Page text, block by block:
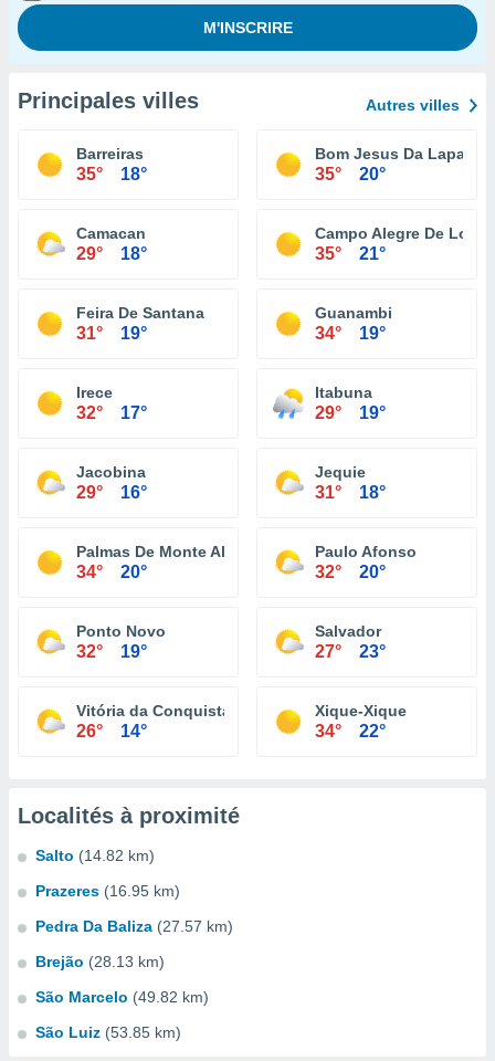
Principales villes Autres villes
Barreiras
35° 18°
Bom Jesus Da Lapa
35° 20°
Camacan
29° 18°
Campo Alegre De
35° 21°
Feira De Santana
31° 19°
Guanambi
34° 19°
Irece
32° 17°
Itabuna
29° 19°
Jacobina
29° 16°
Jequie
31° 18°
Palmas De Monte Alto
34° 20°
Paulo Afonso
32° 20°
Ponto Novo
32° 19°
Salvador
27° 23°
Vitória da Conquista
26° 14°
Xique-Xique
34° 22°
Localités à proximité
Salto (14.82 km)
Prazeres (16.95 km)
Pedra Da Baliza (27.57 km)
Brejão (28.13 km)
São Marcelo (49.82 km)
São Luiz (53.85 km)